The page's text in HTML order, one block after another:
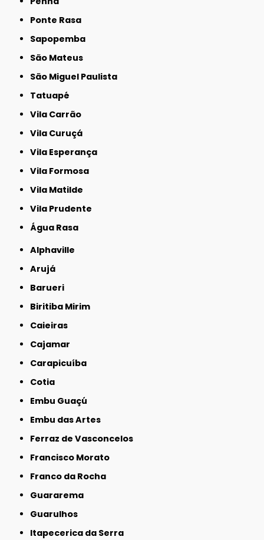
Ponte Rasa
Sapopemba
São Mateus
São Miguel Paulista
Tatuapé
Vila Carrão
Vila Curuçá
Vila Esperança
Vila Formosa
Vila Matilde
Vila Prudente
Água Rasa
Alphaville
Arujá
Barueri
Biritiba Mirim
Caieiras
Cajamar
Carapicuíba
Cotia
Embu Guaçú
Embu das Artes
Ferraz de Vasconcelos
Francisco Morato
Franco da Rocha
Guararema
Guarulhos
Itapecerica da Serra